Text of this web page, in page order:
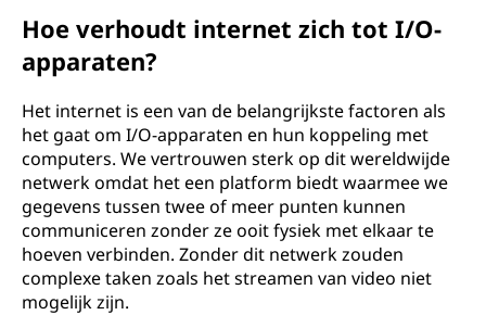
Hoe verhoudt internet zich tot I/O-
apparaten?
Het internet is een van de belangrijkste factoren als
het gaat om I/O-apparaten en hun koppeling met
computers. We vertrouwen sterk op dit wereldwijde
netwerk omdat het een platform biedt waarmee we
gegevens tussen twee of meer punten kunnen
communiceren zonder ze ooit fysiek met elkaar te
hoeven verbinden. Zonder dit netwerk zouden
complexe taken zoals het streamen van video niet
mogelijk zijn.